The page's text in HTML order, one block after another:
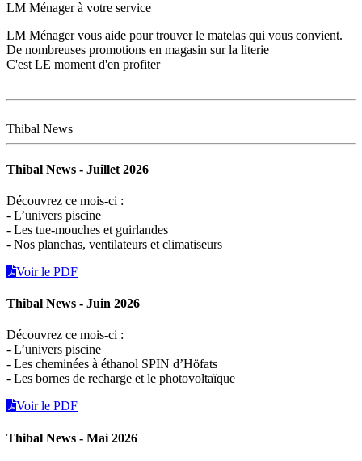
LM Ménager à votre service
LM Ménager vous aide pour trouver le matelas qui vous convient.
De nombreuses promotions en magasin sur la literie
C'est LE moment d'en profiter
Thibal News
Thibal News - Juillet 2026
Découvrez ce mois-ci :
- L’univers piscine
- Les tue-mouches et guirlandes
- Nos planchas, ventilateurs et climatiseurs
Voir le PDF
Thibal News - Juin 2026
Découvrez ce mois-ci :
- L’univers piscine
- Les cheminées à éthanol SPIN d’Höfats
- Les bornes de recharge et le photovoltaïque
Voir le PDF
Thibal News - Mai 2026